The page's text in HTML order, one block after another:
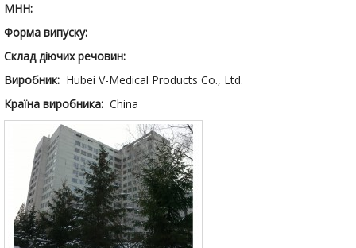
МНН:
Форма випуску:
Склад діючих речовин:
Виробник: Hubei V-Medical Products Co., Ltd.
Країна виробника: China